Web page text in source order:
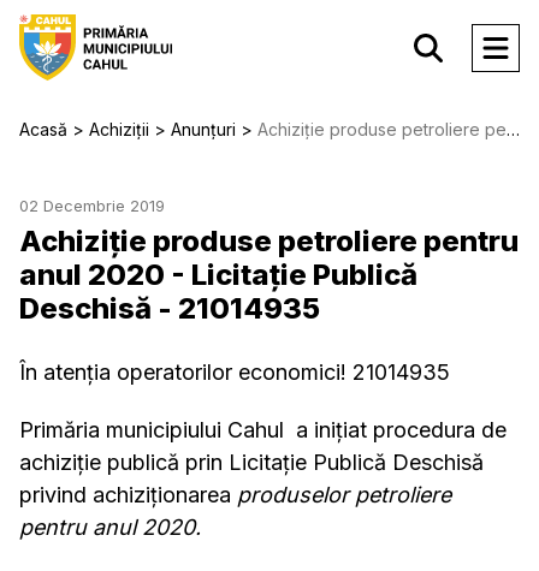
Acasă Achiziții Anunțuri Achiziție produse petroliere pentru anul 2020 - Licitație Publică Deschisă - 21014935
02 Decembrie 2019
Achiziție produse petroliere pentru
anul 2020 - Licitație Publică
Deschisă - 21014935
În atenția operatorilor economici! 21014935
Primăria municipiului Cahul a inițiat procedura de
achiziție publică prin Licitație Publică Deschisă
privind achiziționarea produselor petroliere
pentru anul 2020.